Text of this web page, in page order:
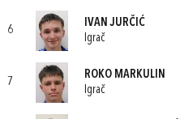
6
IVAN JURČIĆ
Igrač
7
ROKO MARKULIN
Igrač